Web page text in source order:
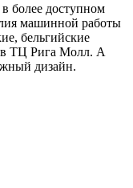
более доступном
машинной работы
бельгийские
в ТЦ Рига Молл. А
дизайн.